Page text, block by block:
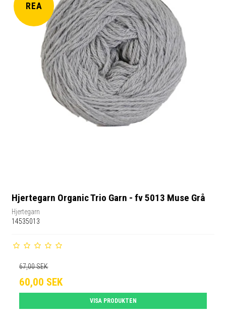
REA
Hjertegarn Organic Trio Garn - fv 5013 Muse Grå
Hjertegarn
14535013
67,00 SEK
60,00 SEK
VISA PRODUKTEN